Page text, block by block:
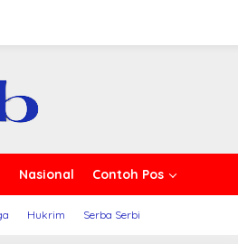
Nasional Contoh Pos
Hukrim Serba Serbi